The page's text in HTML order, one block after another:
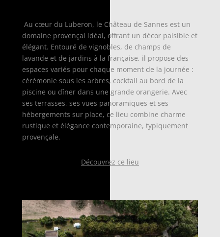
Au cœur du Luberon, le Château de Sannes est un
domaine provençal idéal, offrant un décor paisible et
élégant. Entouré de vignobles, de champs de
lavande et de jardins à la française, il propose des
espaces variés pour chaque moment de la journée :
cérémonie sous les arbres, cocktail au bord de la
piscine ou dîner dans une grande orangerie. Avec
ses terrasses, ses vues panoramiques et ses
hébergements sur place, ce lieu combine charme
rustique et élégance contemporaine, typiquement
provençale.
Découvrez ce lieu